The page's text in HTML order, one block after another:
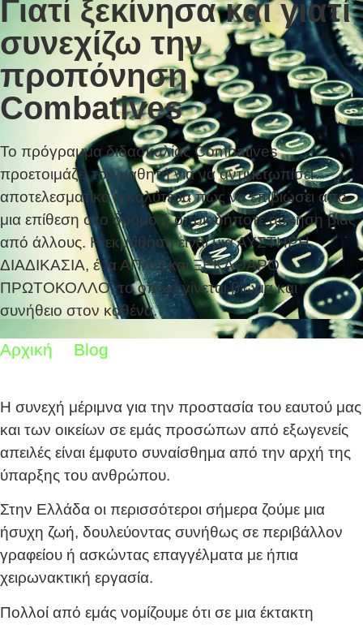
Γιατί ξεκίνησα και γιατί
συνεχίζω την
προπόνηση
Combatives
Το πρόγραμμα διδασκαλίας Combatives
προετοιμάζει τον μαθητή για να αντιμετωπίσει
αποτελεσματικά ή καλύτερα πως να επιβιώσει από
μια επίθεση στο δρόμο ή οποιαδήποτε άσκηση βίας
από άλλους. Η εκμάθηση είναι μια ΑΥΣΤΗΡΗ
ΔΙΑΔΙΚΑΣΙΑ, ένα ΑΠΛΟ και ΞΕΚΑΘΑΡΟ
ΠΡΩΤΟΚΟΛΛΟ, το οποίο γίνεται βίωμα και
συνήθειο στον καθένα.
Αρχική Blog
Η συνεχή μέριμνα για την προστασία του εαυτού μας
και των οικείων σε εμάς προσώπων από εξωγενείς
απειλές είναι έμφυτο συναίσθημα από την αρχή της
ύπαρξης του ανθρώπου.
Στην Ελλάδα οι περισσότεροι σήμερα ζούμε μια
ήσυχη ζωή, δουλεύοντας συνήθως σε περιβάλλον
γραφείου ή ασκώντας επαγγέλματα με ήπια
χειρωνακτική εργασία.
Πολλοί από εμάς νομίζουμε ότι σε μια έκτακτη